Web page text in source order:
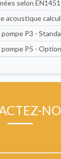
selon
acoustique
P3 -
P5 - Option